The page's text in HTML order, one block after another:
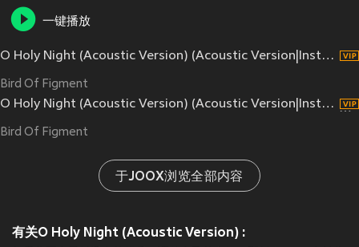
一键播放
O Holy Night (Acoustic Version) (Acoustic Version|Instrumental Version)
Bird Of Figment
O Holy Night (Acoustic Version) (Acoustic Version|Instrumental Version)
Bird Of Figment
于JOOX浏览全部内容
有关O Holy Night (Acoustic Version) :